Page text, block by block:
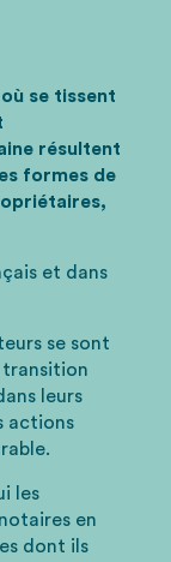
se tissent
résultent
formes de
et dans
se sont
transition
leurs
actions
les
en
dont ils